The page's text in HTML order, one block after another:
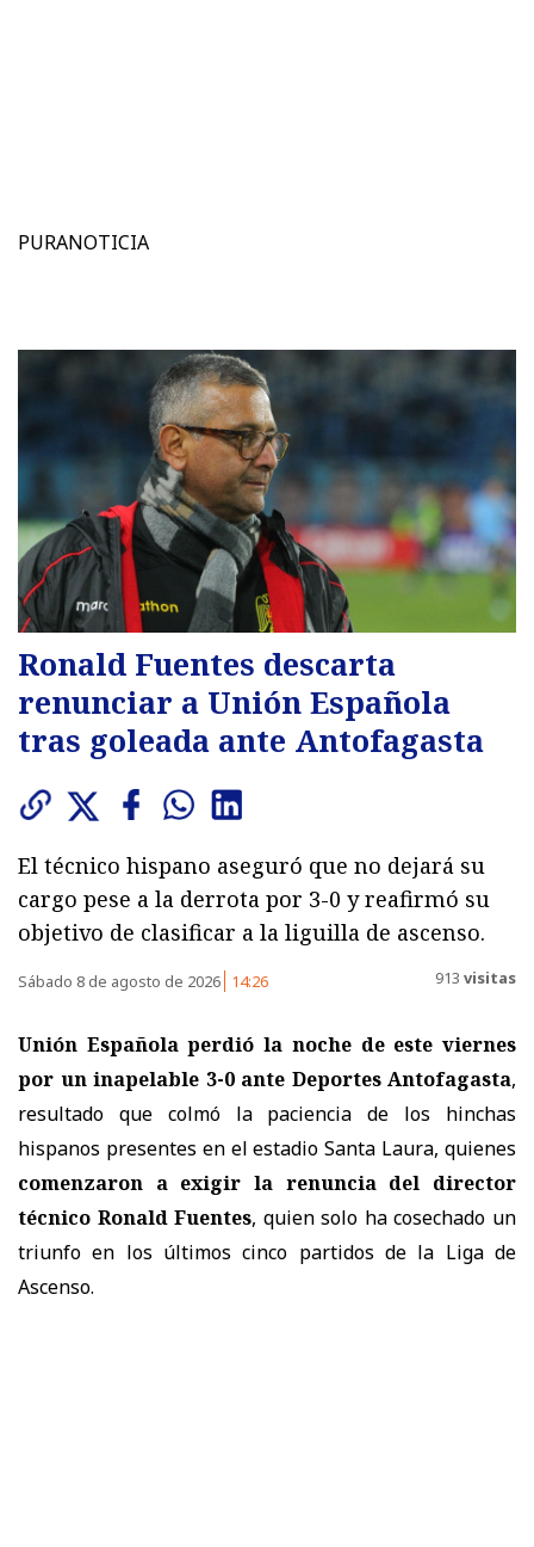
PURANOTICIA
Ronald Fuentes descarta
renunciar a Unión Española
tras goleada ante Antofagasta
El técnico hispano aseguró que no dejará su
cargo pese a la derrota por 3-0 y reafirmó su
objetivo de clasificar a la liguilla de ascenso.
Sábado 8 de agosto de 2026 14:26 913 visitas
Unión Española perdió la noche de este viernes
por un inapelable 3-0 ante Deportes Antofagasta,
resultado que colmó la paciencia de los hinchas
hispanos presentes en el estadio Santa Laura, quienes
comenzaron a exigir la renuncia del director
técnico Ronald Fuentes, quien solo ha cosechado un
triunfo en los últimos cinco partidos de la Liga de
Ascenso.